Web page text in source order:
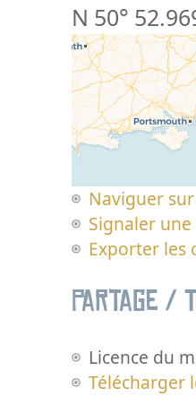
N 50°
Naviguer
Signaler
Exporter les
Partage /
Licence du
Télécharger